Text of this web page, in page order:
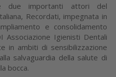
due importanti attori del
Recordati, impegnata in
e consolidamento
Associazione Igienisti Dentali
in ambiti di sensibilizzazione
salvaguardia della salute di
bocca.